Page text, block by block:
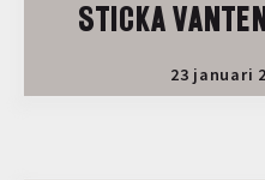
STICKA
23 januari